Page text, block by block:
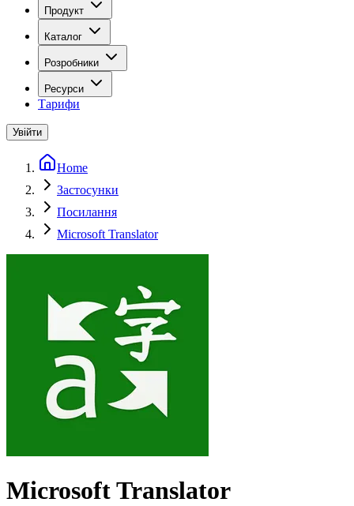
Продукт
Каталог
Розробники
Ресурси
Тарифи
Увійти
Home
Застосунки
Посилання
Microsoft Translator
Microsoft Translator